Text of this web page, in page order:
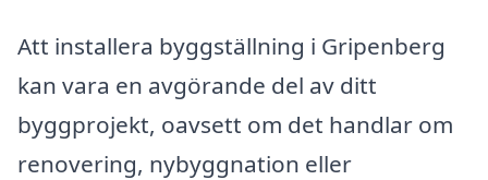
Att installera byggställning i Gripenberg
kan vara en avgörande del av ditt
byggprojekt, oavsett om det handlar om
renovering, nybyggnation eller